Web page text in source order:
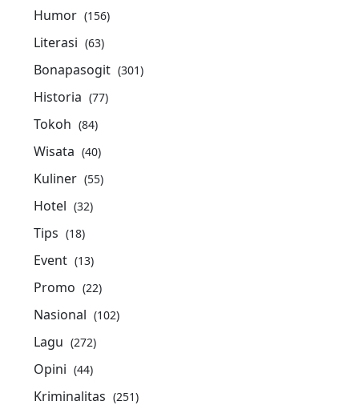
Humor (156)
Literasi (63)
Bonapasogit (301)
Historia (77)
Tokoh (84)
Wisata (40)
Kuliner (55)
Hotel (32)
Tips (18)
Event (13)
Promo (22)
Nasional (102)
Lagu (272)
Opini (44)
Kriminalitas (251)